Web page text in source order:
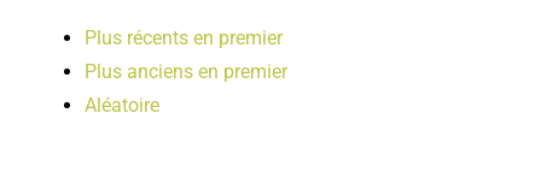
Plus récents en premier
Plus anciens en premier
Aléatoire